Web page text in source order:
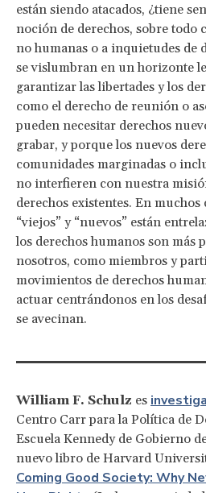
están siendo atacados, ¿tiene
noción de derechos, sobre todo
no humanas o a inquietudes de
se vislumbran en un horizonte
garantizar las libertades y los
como el derecho de reunión o
pueden necesitar derechos
grabar, y porque los nuevos
comunidades marginadas o
no interfieren con nuestra
derechos existentes. En muchos
“viejos” y “nuevos” están
los derechos humanos son más
nosotros, como miembros y
movimientos de derechos
actuar centrándonos en los
se avecinan.
William F. Schulz es
Centro Carr para la Política de
Escuela Kennedy de Gobierno
nuevo libro de Harvard
Coming Good Society: Why